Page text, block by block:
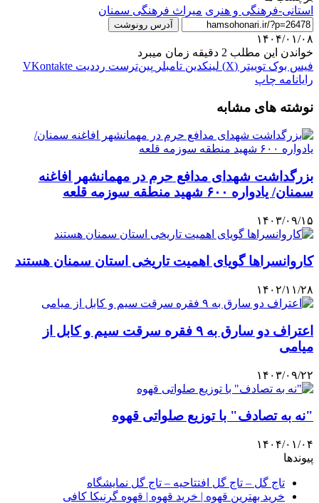
استانی-فرهنگی و هنری میراث فرهنگی سمنان
آدرس رونوشت
۱۴۰۴/۰۱/۰۸
خواندن این مطلب 2 دقیقه زمان میبرد
فیس بوک توییتر (X) لینکدین ‫تامبلر ‫پین‌ترست ‫رددیت ‫VKontakte
رایانامه چاپ
نوشته های مشابه
بزرگداشت شهدای مدافع حرم در مهمانشهر افاغنه
سمنان/ یادواره ۶۰۰ شهید منطقه سوزمه قلعه
۱۴۰۳/۰۹/۱۵
کاروانسراها گویای اهمیت تاریخی استان سمنان هستند
۱۴۰۲/۱۱/۲۸
اعتراف دو سارق به ۹ فقره سرقت سیم و کابل از
میامی
۱۴۰۳/۰۹/۲۲
"نه به تصادف" با توزیع صلواتی قهوه
۱۴۰۴/۰۱/۰۴
پیوندها
تاج گل – تاج گل افتتاحیه – تاج گل نمایشگاه
خرید بهترین قهوه | خرید قهوه | قهوه گرنیکا کافی